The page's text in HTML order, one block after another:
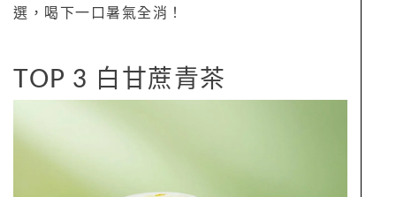
選，喝下一口暑氣全消！
TOP 3 白甘蔗青茶